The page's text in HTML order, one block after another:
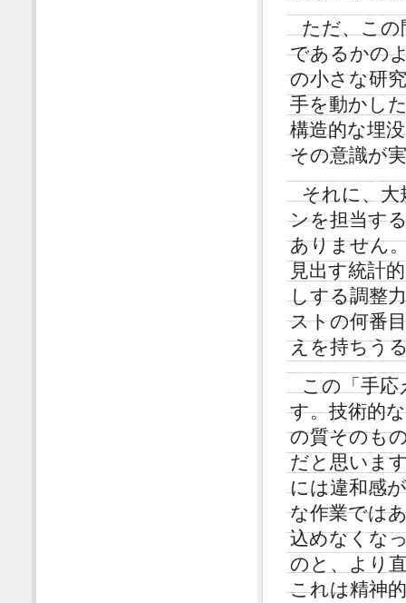
ただ、この
であるかの
の小さな研
手を動かし
構造的な埋
その意識が
それに、
ンを担当す
ありません
見出す統計
しする調整
ストの何番
えを持ちう
この「手
す。技術的
の質そのも
だと思いま
には違和感
な作業では
込めなくな
のと、より
これは精神